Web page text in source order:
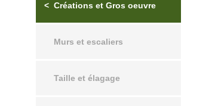
Créations et Gros oeuvre
Murs et escaliers
Taille et élagage